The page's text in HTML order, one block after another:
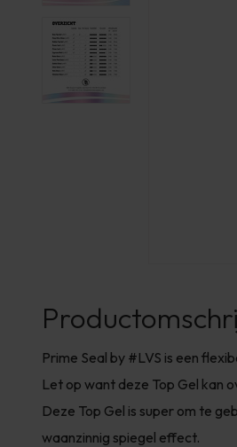
Prime Seal by #LVS is een
Let op want deze Top Gel kan
Deze Top Gel is super om te
waanzinnig spiegel effect.